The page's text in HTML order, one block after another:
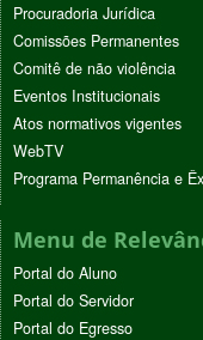
Procuradoria Jurídica
Comissões Permanentes
Comitê de não violência
Eventos Institucionais
Atos normativos vigentes
WebTV
Programa Permanência e
Menu de
Portal do Aluno
Portal do Servidor
Portal do Egresso